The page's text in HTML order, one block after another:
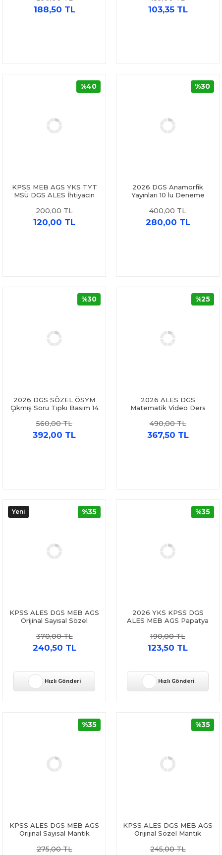
Yayınları
188,50 TL
Yayınları
103,35 TL
KPSS MEB AGS YKS TYT
MSÜ DGS ALES İhtiyacın
da 30 Soru Bankası Marka
Yayınları
200,00 TL
120,00 TL
%40
2026 DGS Anamorfik
Yayınları 10 lu Deneme
Türkiye Geneli Dijital
Çözümlü İnformal Yayınları
400,00 TL
280,00 TL
%30
2026 DGS SÖZEL ÖSYM
Çıkmış Soru Tıpkı Basım 14
Yayınları
560,00 TL
392,00 TL
%30
2026 ALES DGS
Matematik Video Ders
Yayınları
490,00 TL
367,50 TL
%25
Yeni
KPSS ALES DGS MEB AGS
Orijinal Sayısal Sözel
Soru Cevap Kitabı Yargı
Yayınları
370,00 TL
240,50 TL
%35
Hızlı Gönderi
2026 YKS KPSS DGS
ALES MEB AGS Papatya
Çözümlü 15 Deneme Yargı
Yayınları
190,00 TL
123,50 TL
%35
Hızlı Gönderi
KPSS ALES DGS MEB AGS
Orijinal Sayısal Mantık
Bankası Yargı Yayınları
275,00 TL
%35
KPSS ALES DGS MEB AGS
Orijinal Sözel Mantık
Bankası Yargı Yayınları
245,00 TL
%35